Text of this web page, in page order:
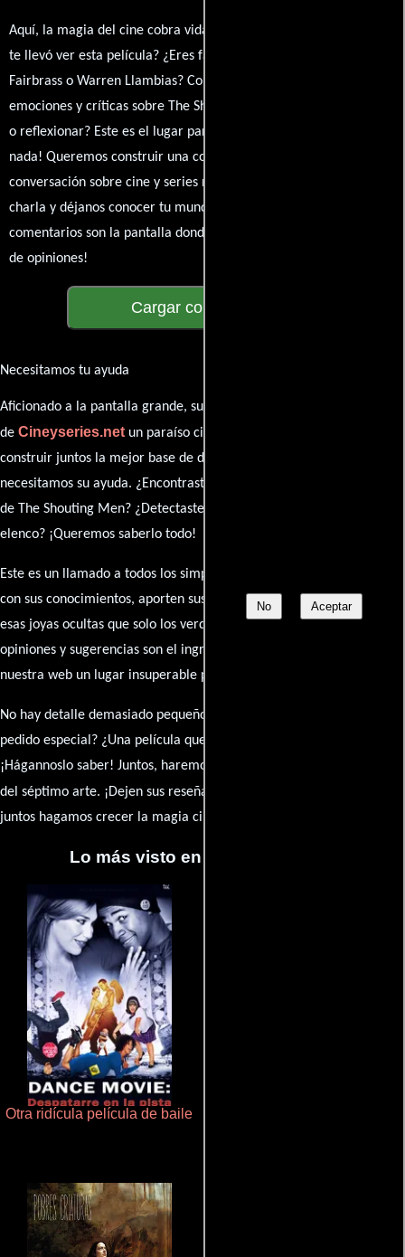
No Aceptar
Aquí, la magia del cine cobra vida a través de tus opiniones. ¿Qué
te llevó ver esta película? ¿Eres fan de Steve Kelly, Craig
Fairbrass o Warren Llambias? Comparte tus pensamientos,
emociones y críticas sobre The Shouting Men. ¿Te hizo reír, llorar
o reflexionar? Este es el lugar para expresarlo. ¡No te guardes
nada! Queremos construir una comunidad apasionada donde la
conversación sobre cine y series nunca se detenga. Únete a la
charla y déjanos conocer tu mundo cinematográfico. ¡Los
comentarios son la pantalla donde se proyecta nuestra diversidad
de opiniones!
Cargar comentarios
Necesitamos tu ayuda
Aficionado a la pantalla grande, su participación es clave para hacer
de Cineyseries.netun paraíso cinéfilo completo. Queremos
construir juntos la mejor base de datos cinematográfica, pero
necesitamos su ayuda. ¿Encontraste algún dato faltante en la ficha
de The Shouting Men? ¿Detectaste algún error en la sinopsis o el
elenco? ¡Queremos saberlo todo!
Este es un llamado a todos los simpatizantes del cine: contribuyan
con sus conocimientos, aporten sus descubrimientos y compartan
esas joyas ocultas que solo los verdaderos fanáticos conocen. Sus
opiniones y sugerencias son el ingrediente secreto que hará de
nuestra web un lugar insuperable para los amantes del celuloide.
No hay detalle demasiado pequeño ni opinión insignificante. ¿Algún
pedido especial? ¿Una película que sueñas con ver reseñada?
¡Hágannoslo saber! Juntos, haremos de esta comunidad el epicentro
del séptimo arte. ¡Dejen sus reseña en la
juntos hagamos crecer la magia cinematográfica!
Lo más visto en Cineyseries.net
Otra ridícula película de baile